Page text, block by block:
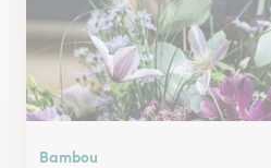
Bambou